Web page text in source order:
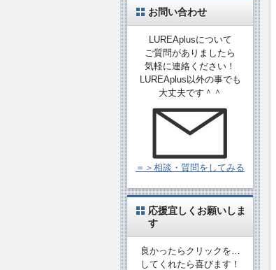
お問い合わせ
LUREAplusについて
ご質問がありましたら
気軽に連絡ください！
LUREAplus以外の事でも
大丈夫です＾＾
＝＞相談・質問をしてみる
応援宜しくお願いしま
す
良かったらクリックを…
してくれたら喜びます！